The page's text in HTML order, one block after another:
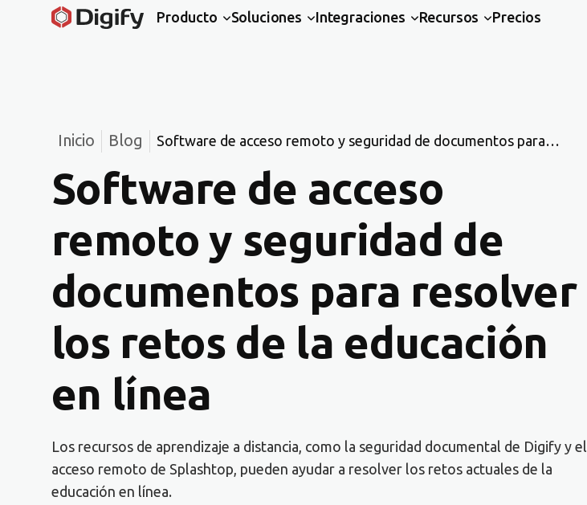
Producto Soluciones Integraciones Recursos Precios
Inicio Blog
Software de acceso remoto y seguridad de documentos para
Software de acceso
remoto y seguridad de
documentos para resolver
los retos de la educación
en línea
Los recursos de aprendizaje a distancia, como la seguridad documental de Digify y el
acceso remoto de Splashtop, pueden ayudar a resolver los retos actuales de la
educación en línea.